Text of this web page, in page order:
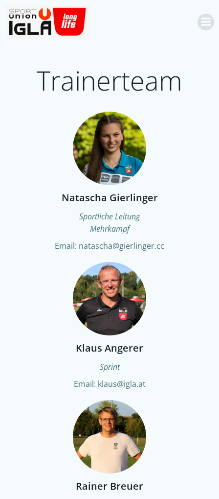
Trainerteam
Natascha Gierlinger
Sportliche Leitung
Mehrkampf
Email: natascha@gierlinger.cc
Klaus Angerer
Sprint
Email: klaus@igla.at
Rainer Breuer